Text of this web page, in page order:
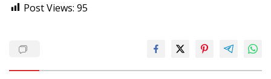
Post Views: 95